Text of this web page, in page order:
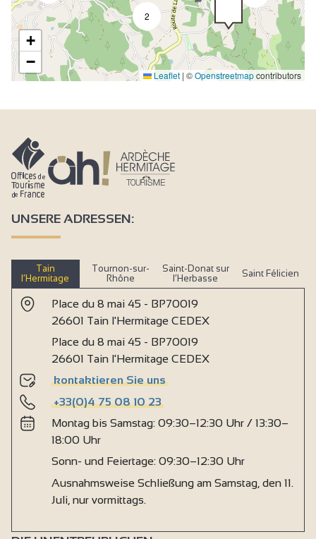
2
+
−
Leaflet | ©Openstreetmapcontributors
UNSERE ADRESSEN:
Tain
l’Hermitage
Tournon-sur-
Rhône
Saint-Donat sur
l’Herbasse
Saint Félicien
Place du 8 mai 45 - BP70019
26601 Tain l'Hermitage CEDEX
Place du 8 mai 45 - BP70019
26601 Tain l'Hermitage CEDEX
kontaktieren Sie uns
+33(0)4 75 08 10 23
Montag bis Samstag: 09:30–12:30 Uhr / 13:30–
18:00 Uhr
Sonn- und Feiertage: 09:30–12:30 Uhr
Ausnahmsweise Schließung am Samstag, den 11.
Juli, nur vormittags.